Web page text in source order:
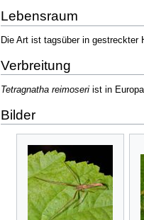
Lebensraum
Die Art ist tagsüber in gestreckter
Verbreitung
Tetragnatha reimoseriist in Europa
Bilder